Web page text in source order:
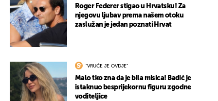
Roger Federer stigao u Hrvatsku! Za
njegovu ljubav prema našem otoku
zaslužan je jedan poznati Hrvat
"VRUĆE JE OVDJE"
Malo tko zna da je bila misica! Badić je
istaknuo besprijekornu figuru zgodne
voditeljice